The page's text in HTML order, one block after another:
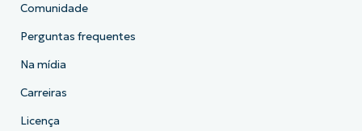
Comunidade
Perguntas frequentes
Na mídia
Carreiras
Licença